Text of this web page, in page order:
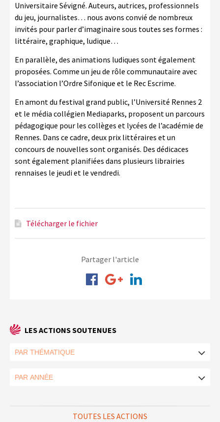
Universitaire Sévigné. Auteurs, autrices, professionnels
du jeu, journalistes… nous avons convié de nombreux
invités pour parler d’imaginaire sous toutes ses formes :
littéraire, graphique, ludique…
En parallèle, des animations ludiques sont également
proposées. Comme un jeu de rôle communautaire avec
l’association l’Ordre Sifonique et le Rec Escrime.
En amont du festival grand public, l’Université Rennes 2
et le média collégien Mediaparks, proposent un parcours
pédagogique pour les collèges et lycées de l’académie de
Rennes. Dans ce cadre, deux prix littéraires et un
concours de nouvelles sont organisés. Des dédicaces
sont également planifiées dans plusieurs librairies
rennaises le jeudi et le vendredi.
Télécharger le fichier
Partager l'article
LES ACTIONS SOUTENUES
TOUTES LES ACTIONS